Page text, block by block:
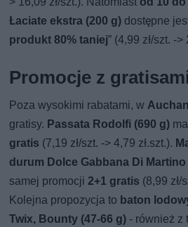
Łaciate ekstra (200 g) dostępne
produkt 80% taniej” (4,99 zł/szt. ->
Promocje z
Poza wysokimi rabatami, wAuchan
gratisy. Passata Rodolfi (690 g)
gratis (7,19 zł/szt. -> 4,79 zł.szt.).
durum Dolce Gabbana Di Martino
samej promocji2+1 gratis (8,99 zł/
Kolejna propozycja to baton
Twix, Bounty (47-66 g) - również z